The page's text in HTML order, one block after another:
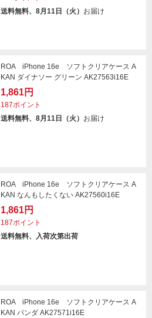
送料無料、8月11日（火） お届け
ROA iPhone 16e ソフトクリアケース A
KAN ダイナソー グリーン AK27563i16E
1,861円
187ポイント
送料無料、8月11日（火） お届け
ROA iPhone 16e ソフトクリアケース A
KAN なんもしたくない AK27560i16E
1,861円
187ポイント
送料無料、入荷次第出荷
ROA iPhone 16e ソフトクリアケース A
KAN パンダ AK27571i16E